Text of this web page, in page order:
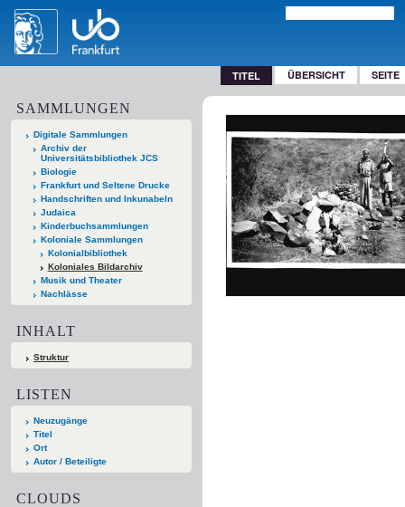
TITEL ÜBERSICHT SEITE
SAMMLUNGEN
Digitale Sammlungen
Archiv der
Universitätsbibliothek JCS
Biologie
Frankfurt und Seltene Drucke
Handschriften und Inkunabeln
Judaica
Kinderbuchsammlungen
Koloniale Sammlungen
Kolonialbibliothek
Koloniales Bildarchiv
Musik und Theater
Nachlässe
INHALT
Struktur
LISTEN
Neuzugänge
Titel
Ort
Autor / Beteiligte
CLOUDS